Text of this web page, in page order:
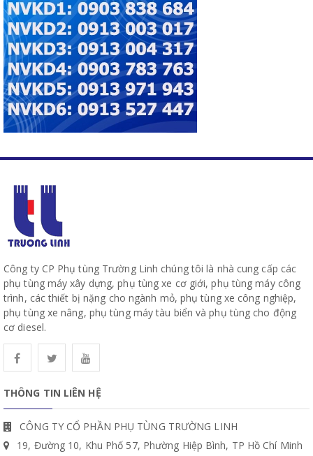
Công ty CP Phụ tùng Trường Linh chúng tôi là nhà cung cấp các
phụ tùng máy xây dựng, phụ tùng xe cơ giới, phụ tùng máy công
trình, các thiết bị nặng cho ngành mỏ, phụ tùng xe công nghiệp,
phụ tùng xe nâng, phụ tùng máy tàu biển và phụ tùng cho động
cơ diesel.
THÔNG TIN LIÊN HỆ
CÔNG TY CỔ PHẦN PHỤ TÙNG TRƯỜNG LINH
19, Đường 10, Khu Phố 57, Phường Hiệp Bình, TP Hồ Chí Minh